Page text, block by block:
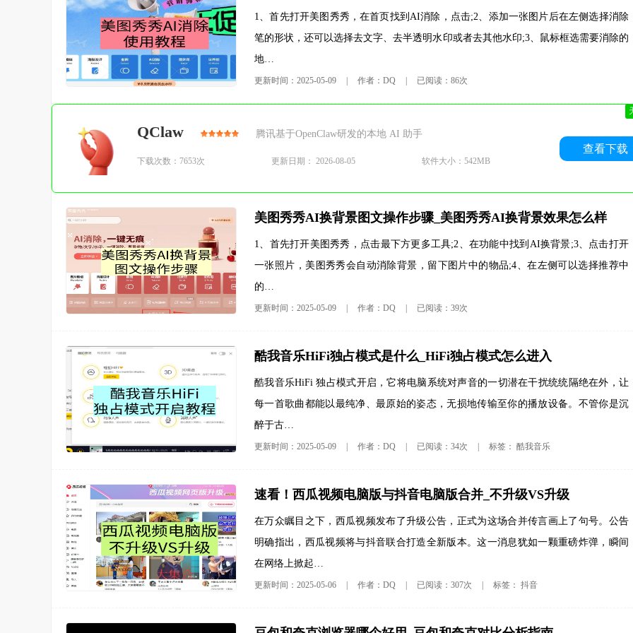
1、首先打开美图秀秀，在首页找到AI消除，点击;2、添加一张图片后在左侧选择消除
笔的形状，还可以选择去文字、去半透明水印或者去其他水印;3、鼠标框选需要消除的
地…
更新时间：2025-05-09 作者：DQ 已阅读：86次
QClaw 腾讯基于OpenClaw研发的本地 AI 助手
下载次数：7653次 更新日期： 2026-08-05 软件大小：542MB
查看下载
美图秀秀AI换背景图文操作步骤_美图秀秀AI换背景效果怎么样
1、首先打开美图秀秀，点击最下方更多工具;2、在功能中找到AI换背景;3、点击打开
一张照片，美图秀秀会自动消除背景，留下图片中的物品;4、在左侧可以选择推荐中
的…
更新时间：2025-05-09 作者：DQ 已阅读：39次
酷我音乐HiFi独占模式是什么_HiFi独占模式怎么进入
酷我音乐HiFi 独占模式开启，它将电脑系统对声音的一切潜在干扰统统隔绝在外，让
每一首歌曲都能以最纯净、最原始的姿态，无损地传输至你的播放设备。不管你是沉
醉于古…
更新时间：2025-05-09 作者：DQ 已阅读：34次 标签： 酷我音乐
速看！西瓜视频电脑版与抖音电脑版合并_不升级VS升级
在万众瞩目之下，西瓜视频发布了升级公告，正式为这场合并传言画上了句号。公告
明确指出，西瓜视频将与抖音联合打造全新版本。这一消息犹如一颗重磅炸弹，瞬间
在网络上掀起…
更新时间：2025-05-06 作者：DQ 已阅读：307次 标签： 抖音